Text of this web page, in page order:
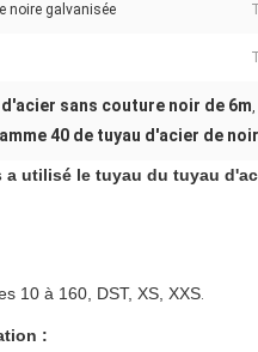
noire galvanisée
sans couture noir de 6m,
40 de tuyau d'acier de
utilisé le tuyau du tuyau
10 à 160, DST, XS, XXS.
: